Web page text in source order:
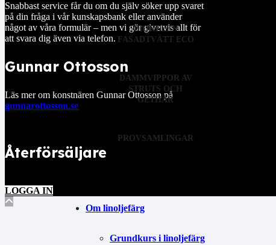
BIOKLEEN
FASADTVÄTT ECO
DAMMVIPPOR AV
STRUTS OCH
GETHÅR
PROVSAMLINGAR
Om linoljefärg
Grundkurs i linoljefärg
Snabbast service får du om du själv söker upp svaret
på din fråga i vår kunskapsbank eller använder
något av våra formulär – men vi gör givetvis allt för
att svara dig även via telefon.
Gunnar Ottosson
Läs mer om konstnären Gunnar Ottosson på
gunnarottosson.se
Återförsäljare
LOGGA IN